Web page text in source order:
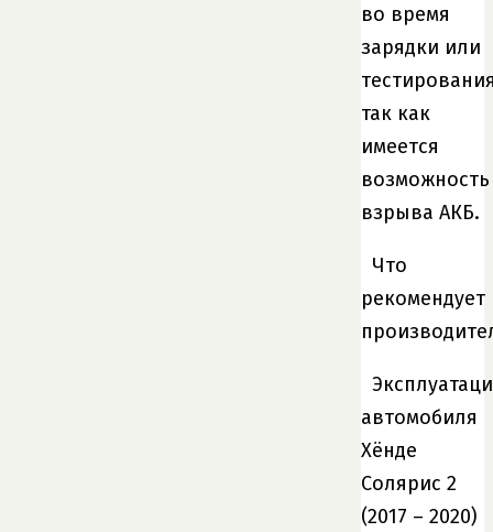
во время
зарядки или
так как
имеется
возможность
взрыва АКБ.
Что
рекомендует
автомобиля
Хёнде
Солярис 2
(2017 – 2020)